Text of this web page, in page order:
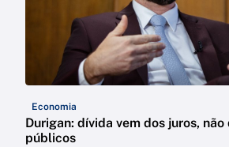
Economia
Durigan: dívida vem dos juros,
públicos